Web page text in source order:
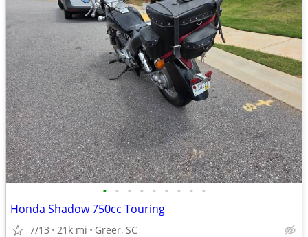
• • • • • • • • •
Honda Shadow 750cc Touring
7/13 21k mi Greer, SC